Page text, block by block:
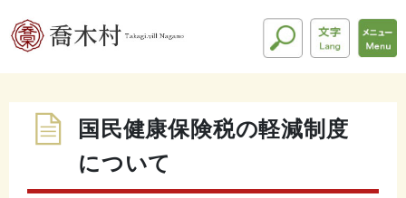
国民健康保険税の軽減制度
について